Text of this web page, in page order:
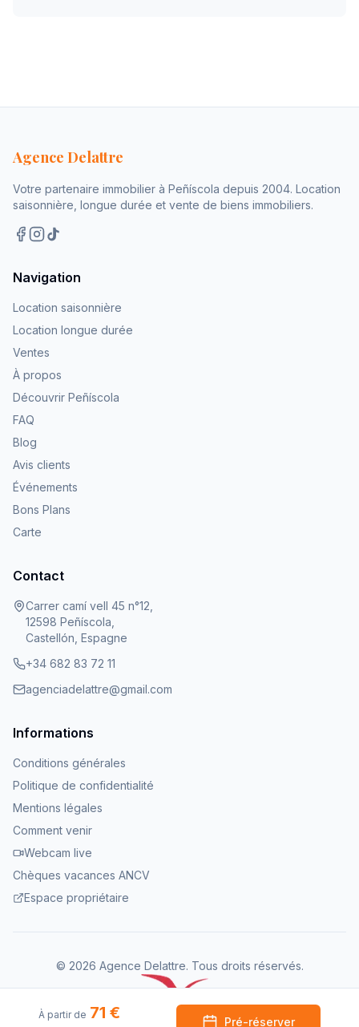
À partir de 71 € Pré-réserver
Agence Delattre
Votre partenaire immobilier à Peñíscola depuis 2004. Location
saisonnière, longue durée et vente de biens immobiliers.
Navigation
Location saisonnière
Location longue durée
Ventes
À propos
Découvrir Peñíscola
FAQ
Blog
Avis clients
Événements
Bons Plans
Carte
Contact
Carrer camí vell 45 n°12,
12598 Peñíscola,
Castellón, Espagne
+34 682 83 72 11
agenciadelattre@gmail.com
Informations
Conditions générales
Politique de confidentialité
Mentions légales
Comment venir
Webcam live
Chèques vacances ANCV
Espace propriétaire
© 2026 Agence Delattre. Tous droits réservés.